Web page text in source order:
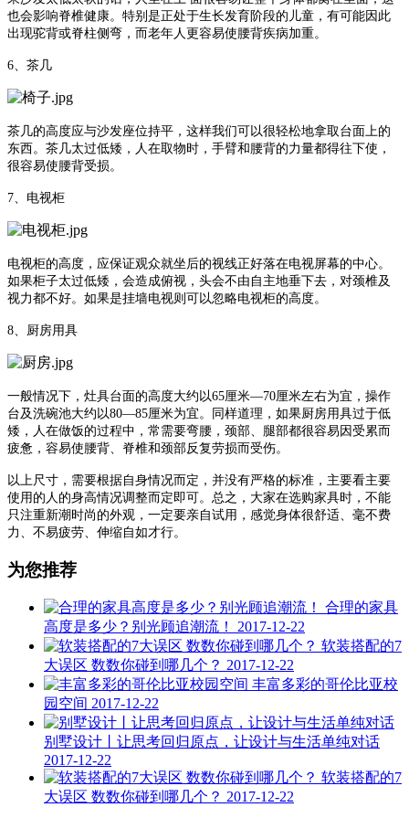
也会影响脊椎健康。特别是正处于生长发育阶段的儿童，有可能因此
出现驼背或脊柱侧弯，而老年人更容易使腰背疾病加重。
6、茶几
茶几的高度应与沙发座位持平，这样我们可以很轻松地拿取台面上的
东西。茶几太过低矮，人在取物时，手臂和腰背的力量都得往下使，
很容易使腰背受损。
7、电视柜
电视柜的高度，应保证观众就坐后的视线正好落在电视屏幕的中心。
如果柜子太过低矮，会造成俯视，头会不由自主地垂下去，对颈椎及
视力都不好。如果是挂墙电视则可以忽略电视柜的高度。
8、厨房用具
一般情况下，灶具台面的高度大约以65厘米—70厘米左右为宜，操作
台及洗碗池大约以80—85厘米为宜。同样道理，如果厨房用具过于低
矮，人在做饭的过程中，常需要弯腰，颈部、腿部都很容易因受累而
疲惫，容易使腰背、脊椎和颈部反复劳损而受伤。
以上尺寸，需要根据自身情况而定，并没有严格的标准，主要看主要
使用的人的身高情况调整而定即可。总之，大家在选购家具时，不能
只注重新潮时尚的外观，一定要亲自试用，感觉身体很舒适、毫不费
力、不易疲劳、伸缩自如才行。
为您推荐
合理的家具
高度是多少？别光顾追潮流！
2017-12-22
软装搭配的7
大误区 数数你碰到哪几个？ 2017-12-22
丰富多彩的哥伦比亚校
园空间 2017-12-22
别墅设计丨让思考回归原点，让设计与生活单纯对话
2017-12-22
软装搭配的7
大误区 数数你碰到哪几个？ 2017-12-22